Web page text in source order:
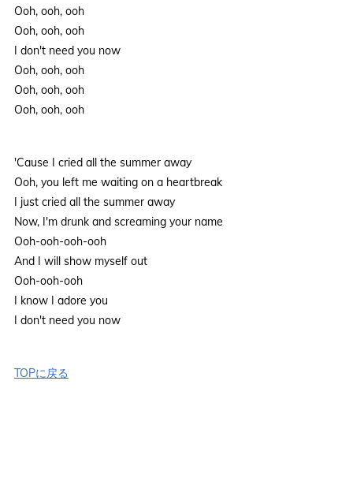
Ooh, ooh, ooh
Ooh, ooh, ooh
I don't need you now
Ooh, ooh, ooh
Ooh, ooh, ooh
Ooh, ooh, ooh
'Cause I cried all the summer away
Ooh, you left me waiting on a heartbreak
I just cried all the summer away
Now, I'm drunk and screaming your name
Ooh-ooh-ooh-ooh
And I will show myself out
Ooh-ooh-ooh
I know I adore you
I don't need you now
TOPに戻る